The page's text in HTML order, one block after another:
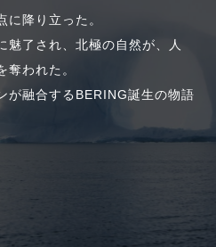
に降り立った。
魅了され、北極の自然が、人
奪われた。
が融合するBERING誕生の物語